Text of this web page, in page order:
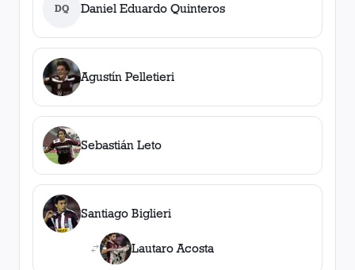
DQ Daniel Eduardo Quinteros
Agustín Pelletieri
Sebastián Leto
Santiago Biglieri
Lautaro Acosta